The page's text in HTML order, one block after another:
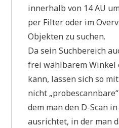
innerhalb von 14 AU
per Filter oder im
Objekten zu suchen.
Da sein Suchbereich
frei wählbarem
kann, lassen sich so
nicht
dem man den D-Scan
ausrichtet, in der man